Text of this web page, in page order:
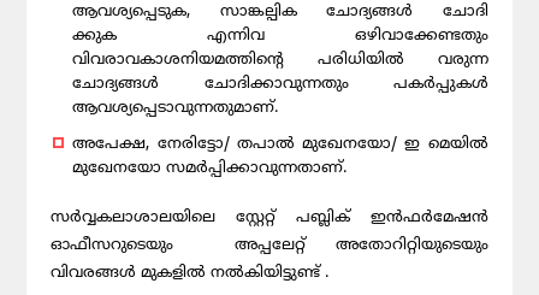
ആവശ്യപ്പെടുക, സാങ്കല്പിക ചോദ്യങ്ങൾ ചോദി
ക്കുക എന്നിവ ഒഴിവാക്കേണ്ടതും
വിവരാവകാശനിയമത്തിന്റെ പരിധിയിൽ വരുന്ന
ചോദ്യങ്ങൾ ചോദിക്കാവുന്നതും പകർപ്പുകൾ
ആവശ്യപ്പെടാവുന്നതുമാണ്.
അപേക്ഷ, നേരിട്ടോ/ തപാൽ മുഖേനയോ/ ഇ മെയിൽ
മുഖേനയോ സമർപ്പിക്കാവുന്നതാണ്.
സർവ്വകലാശാലയിലെ സ്റ്റേറ്റ് പബ്ലിക് ഇൻഫർമേഷൻ
ഓഫീസറുടെയും അപ്പലേറ്റ് അതോറിറ്റിയുടെയും
വിവരങ്ങൾ മുകളിൽ നൽകിയിട്ടുണ്ട് .